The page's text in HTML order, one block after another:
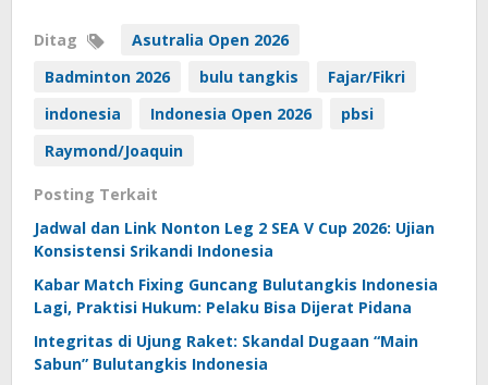
Ditag
Asutralia Open 2026
Badminton 2026
bulu tangkis
Fajar/Fikri
indonesia
Indonesia Open 2026
pbsi
Raymond/Joaquin
Posting Terkait
Jadwal dan Link Nonton Leg 2 SEA V Cup 2026: Ujian
Konsistensi Srikandi Indonesia
Kabar Match Fixing Guncang Bulutangkis Indonesia
Lagi, Praktisi Hukum: Pelaku Bisa Dijerat Pidana
Integritas di Ujung Raket: Skandal Dugaan “Main
Sabun” Bulutangkis Indonesia